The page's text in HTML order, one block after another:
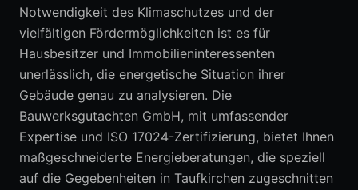
Notwendigkeit des Klimaschutzes und der
vielfältigen Fördermöglichkeiten ist es für
Hausbesitzer und Immobilieninteressenten
unerlässlich, die energetische Situation ihrer
Gebäude genau zu analysieren. Die
Bauwerksgutachten GmbH, mit umfassender
Expertise und ISO 17024-Zertifizierung, bietet Ihnen
maßgeschneiderte Energieberatungen, die speziell
auf die Gegebenheiten in Taufkirchen zugeschnitten